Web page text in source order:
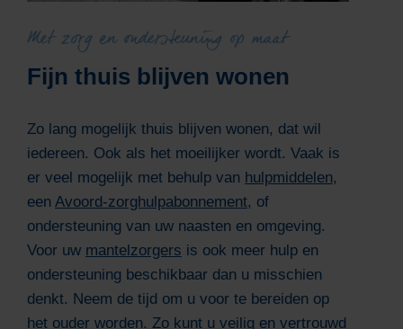
Met zorg en ondersteuning op maat
Fijn thuis blijven wonen
Zo lang mogelijk thuis blijven wonen, dat wil
iedereen. Ook als het moeilijker wordt. Vaak is
er veel mogelijk met behulp van hulpmiddelen,
een Avoord-zorghulpabonnement, of
ondersteuning van uw naasten en omgeving.
Voor uw mantelzorgers is ook meer hulp en
ondersteuning beschikbaar dan u misschien
denkt. Neem de tijd om u voor te bereiden op
het ouder worden. Zo kunt u veilig en vertrouwd